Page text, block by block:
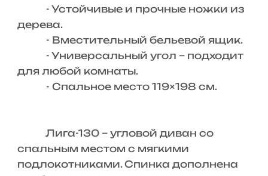
- Устойчивые и прочные ножки из
дерева.
- Вместительный бельевой ящик.
- Универсальный угол – подходит
для любой комнаты.
- Спальное место 119×198 см.
Лига-130 – угловой диван со
спальным местом с мягкими
подлокотниками. Спинка дополнена